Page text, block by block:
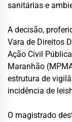
sanitárias e
A decisão,
Vara de Direitos
Ação Civil
Maranhão
estrutura de
incidência de
O magistrado